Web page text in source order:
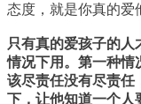
态度，就是你真的爱
只有真的爱孩子的
情况下用。第一种情
该尽责任没有尽责任
下，让他知道一个人